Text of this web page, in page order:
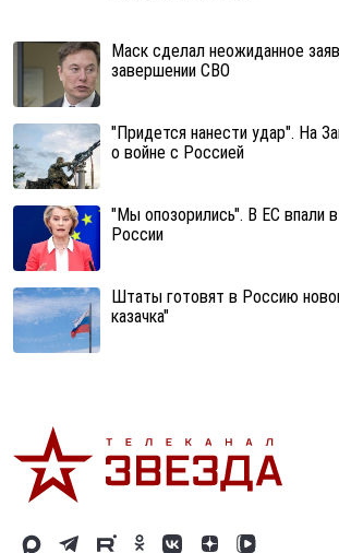
Маск сделал неожиданное
завершении СВО
"Придется нанести удар". На
о войне с Россией
"Мы опозорились". В ЕС впали в
России
Штаты готовят в Россию
казачка"